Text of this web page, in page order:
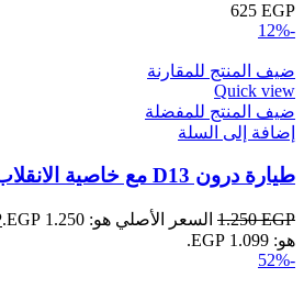
625 EGP
-12%
ضيف المنتج للمقارنة
Quick view
ضيف المنتج للمفضلة
إضافة إلى السلة
طيارة درون D13 مع خاصية الانقلاب
1.250EGP السعر الأصلي هو: 1.250 EGP.
هو: 1.099 EGP.
-52%